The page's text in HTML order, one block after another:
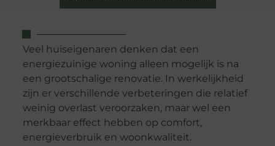
Veel huiseigenaren denken dat een
energiezuinige woning alleen mogelijk is na
een grootschalige renovatie. In werkelijkheid
zijn er verschillende verbeteringen die relatief
weinig overlast veroorzaken, maar wel een
merkbaar effect hebben op comfort,
energieverbruik en woonkwaliteit.